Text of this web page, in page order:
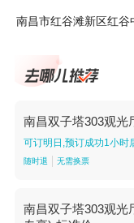
南昌市红谷滩新区红
南昌双子塔303观光
可订明日,预订成功1小时
随时退 无需换票
南昌双子塔303观光